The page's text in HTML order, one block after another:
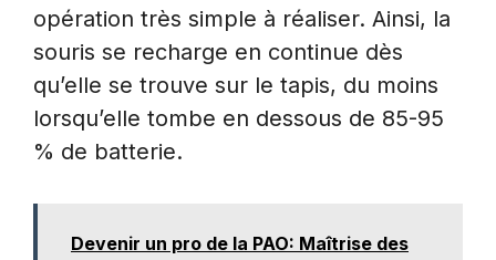
opération très simple à réaliser. Ainsi, la
souris se recharge en continue dès
qu’elle se trouve sur le tapis, du moins
lorsqu’elle tombe en dessous de 85-95
% de batterie.
Devenir un pro de la PAO: Maîtrise des